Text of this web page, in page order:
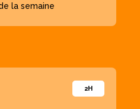
la semaine
2H